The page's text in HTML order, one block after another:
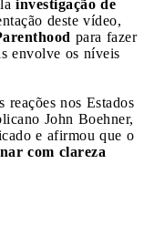
investigação de
deste vídeo,
para fazer
envolve os níveis
nos Estados
John Boehner,
e afirmou que o
com clareza